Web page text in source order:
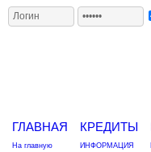
ГЛАВНАЯ
На главную
КРЕДИТЫ
ИНФОРМАЦИЯ